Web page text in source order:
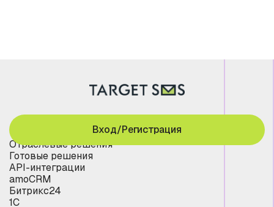
Отраслевые решения
Готовые решения
API-интеграции
amoCRM
Битрикс24
1С
Вход/Регистрация